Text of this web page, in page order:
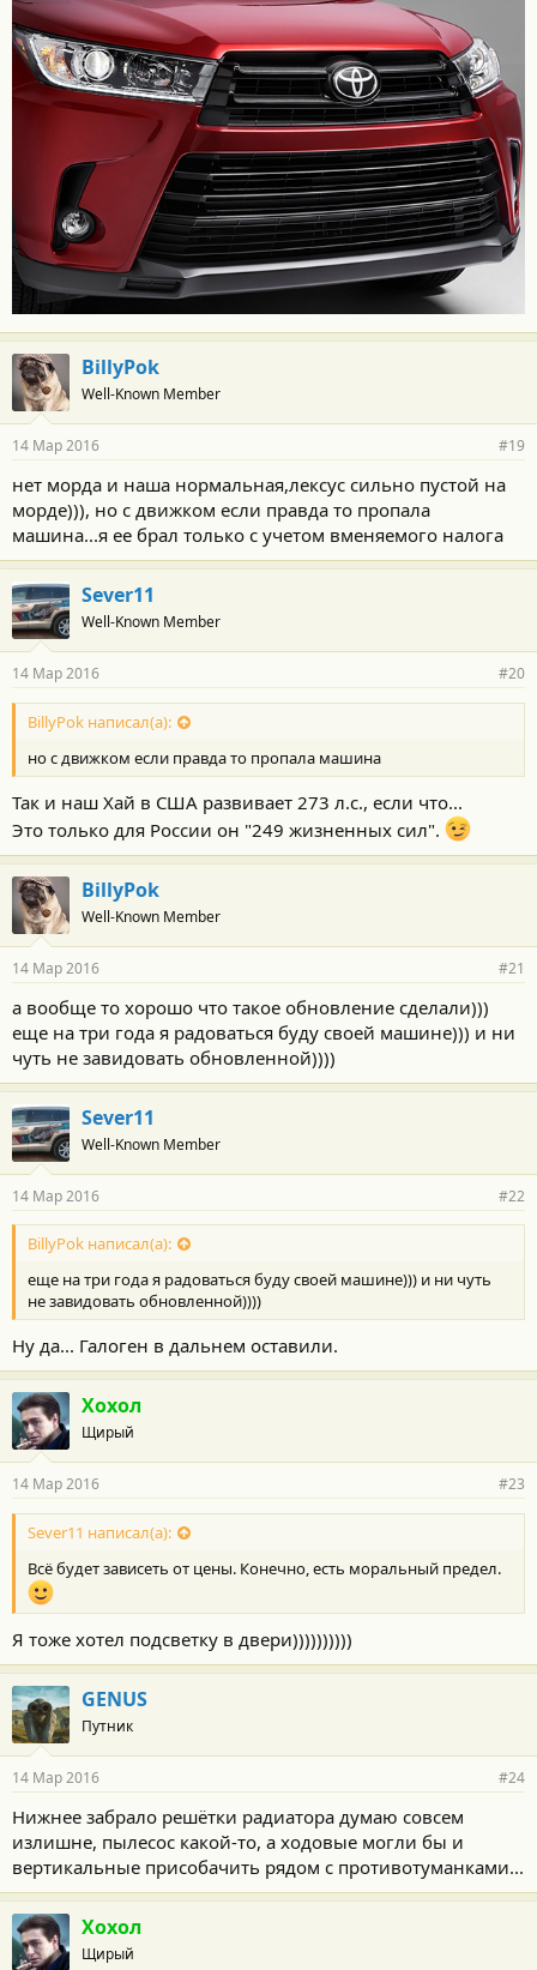
BillyPok
Well-Known Member
14 Мар 2016 #19
нет морда и наша нормальная,лексус сильно пустой на
морде))), но с движком если правда то пропала
машина...я ее брал только с учетом вменяемого налога
Sever11
Well-Known Member
14 Мар 2016 #20
BillyPok написал(а):
но с движком если правда то пропала машина
Так и наш Хай в США развивает 273 л.с., если что...
Это только для России он "249 жизненных сил".
BillyPok
Well-Known Member
14 Мар 2016 #21
а вообще то хорошо что такое обновление сделали)))
еще на три года я радоваться буду своей машине))) и ни
чуть не завидовать обновленной))))
Sever11
Well-Known Member
14 Мар 2016 #22
BillyPok написал(а):
еще на три года я радоваться буду своей машине))) и ни чуть
не завидовать обновленной))))
Ну да... Галоген в дальнем оставили.
Хохол
Щирый
14 Мар 2016 #23
Sever11 написал(а):
Всё будет зависеть от цены. Конечно, есть моральный предел.
Я тоже хотел подсветку в двери))))))))))
GENUS
Путник
14 Мар 2016 #24
Нижнее забрало решётки радиатора думаю совсем
излишне, пылесос какой-то, а ходовые могли бы и
вертикальные присобачить рядом с противотуманками...
Хохол
Щирый